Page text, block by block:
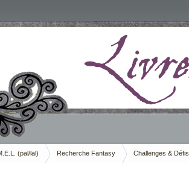
(pal/lal) Recherche Fantasy Challenges & Défis